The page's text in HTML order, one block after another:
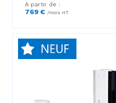
A partir de :
769 € /mois HT